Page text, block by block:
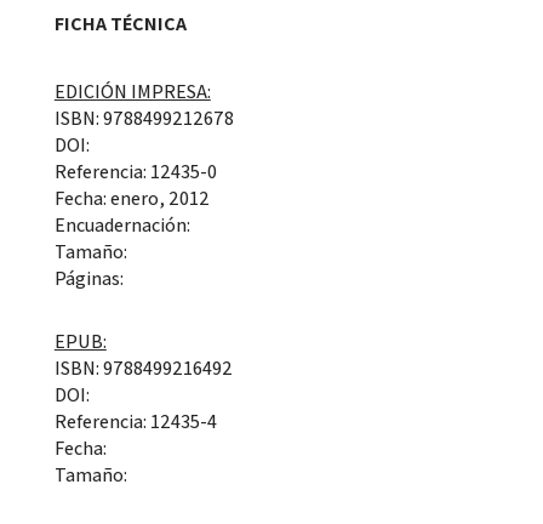
FICHA TÉCNICA
EDICIÓN IMPRESA:
ISBN: 9788499212678
DOI:
Referencia: 12435-0
Fecha: enero, 2012
Encuadernación:
Tamaño:
Páginas:
EPUB:
ISBN: 9788499216492
DOI:
Referencia: 12435-4
Fecha:
Tamaño: